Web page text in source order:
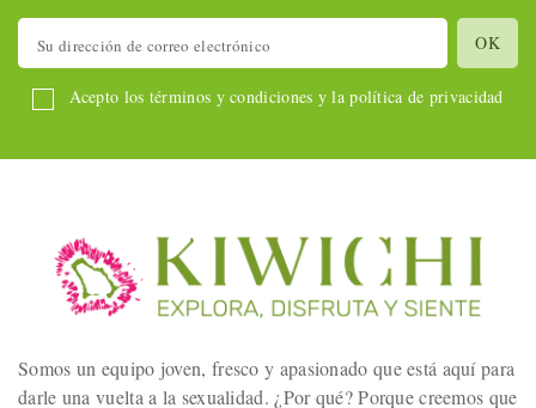
Acepto los términos y condiciones y la política de privacidad
Somos un equipo joven, fresco y apasionado que está aquí para
darle una vuelta a la sexualidad. ¿Por qué? Porque creemos que